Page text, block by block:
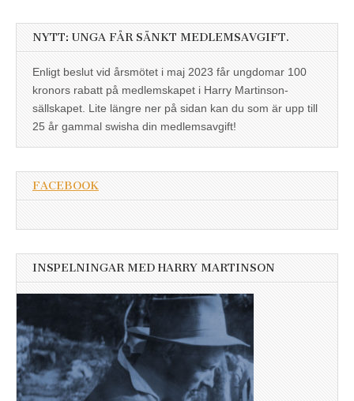
NYTT: UNGA FÅR SÄNKT MEDLEMSAVGIFT.
Enligt beslut vid årsmötet i maj 2023 får ungdomar 100
kronors rabatt på medlemskapet i Harry Martinson-
sällskapet. Lite längre ner på sidan kan du som är upp till
25 år gammal swisha din medlemsavgift!
FACEBOOK
INSPELNINGAR MED HARRY MARTINSON